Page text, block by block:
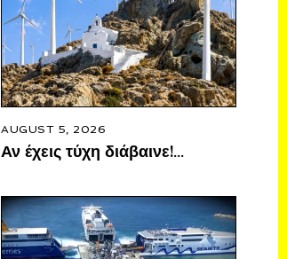
AUGUST 5, 2026
Αν έχεις τύχη διάβαινε!…